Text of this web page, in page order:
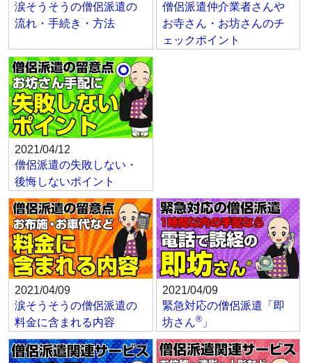
涙そうそうの僧侶派遣の
流れ・手続き・方法
僧侶派遣仲介業者さんや
お寺さん・お坊さんのチ
ェックポイント
2021/04/12
僧侶派遣の失敗しない・
後悔しないポイント
2021/04/09
涙そうそうの僧侶派遣の
料金に含まれる内容
2021/04/09
緊急対応の僧侶派遣「即
坊さん®」